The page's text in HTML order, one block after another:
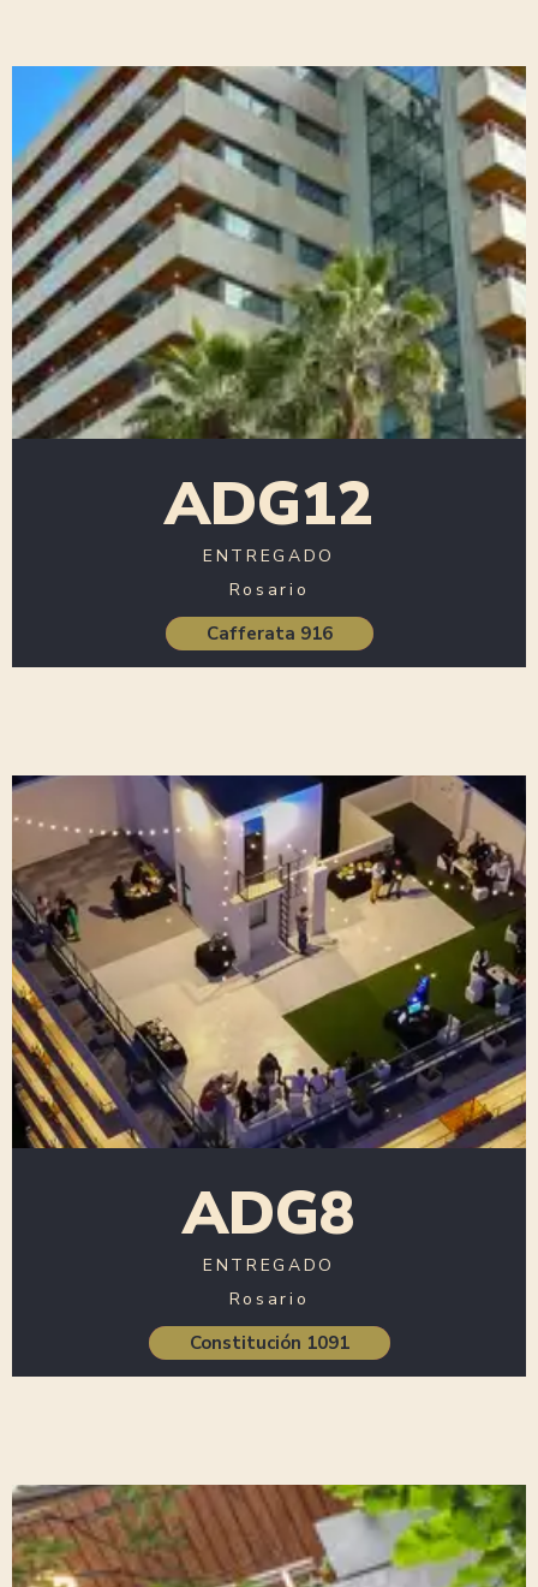
ADG12
ENTREGADO
Rosario
Cafferata 916
ADG8
ENTREGADO
Rosario
Constitución 1091